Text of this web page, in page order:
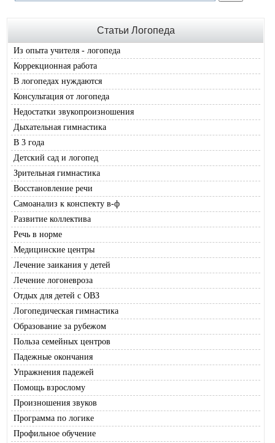
Статьи Логопеда
Из опыта учителя - логопеда
Коррекционная работа
В логопедах нуждаются
Консультация от логопеда
Недостатки звукопроизношения
Дыхательная гимнастика
В 3 года
Детский сад и логопед
Зрительная гимнастика
Восстановление речи
Самоанализ к конспекту в-ф
Развитие коллектива
Речь в норме
Медицинские центры
Лечение заикания у детей
Лечение логоневроза
Отдых для детей с ОВЗ
Логопедическая гимнастика
Образование за рубежом
Польза семейных центров
Падежные окончания
Упражнения падежей
Помощь взрослому
Произношения звуков
Программа по логике
Профильное обучение